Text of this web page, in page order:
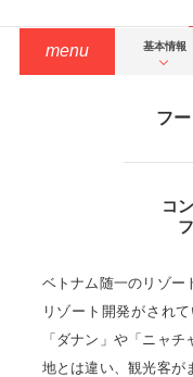
リゾート気分を満喫できる「ガ
menu 基本情報
フ
コ
ベトナム随一のリゾー
リゾート開発がされ
「ダナン」や「ニャ
地とは違い、観光客が